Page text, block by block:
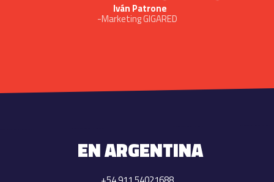
Iván Patrone
-Marketing GIGARED
EN ARGENTINA